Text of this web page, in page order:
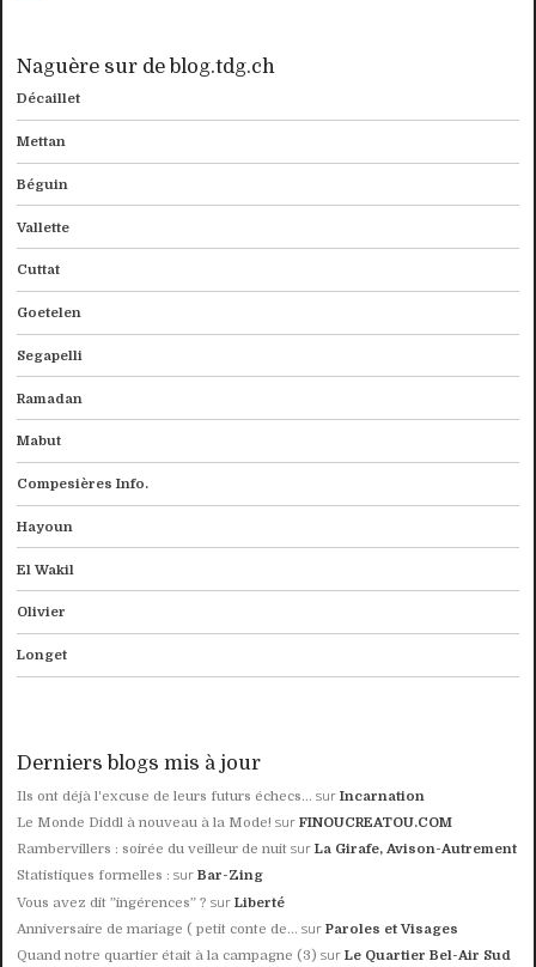
Naguère sur de blog.tdg.ch
Décaillet
Mettan
Béguin
Vallette
Cuttat
Goetelen
Segapelli
Ramadan
Mabut
Compesières Info.
Hayoun
El Wakil
Olivier
Longet
Derniers blogs mis à jour
Ils ont déjà l'excuse de leurs futurs échecs... surIncarnation
Le Monde Diddl à nouveau à la Mode! surFINOUCREATOU.COM
Rambervillers : soirée du veilleur de nuit surLa Girafe, Avison-Autrement
Statistiques formelles : surBar-Zing
Vous avez dit ”ingérences” ? surLiberté
Anniversaire de mariage ( petit conte de... surParoles et Visages
Quand notre quartier était à la campagne (3) surLe Quartier Bel-Air Sud